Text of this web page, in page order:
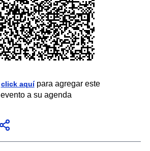
click aquípara agregar este
evento a su agenda